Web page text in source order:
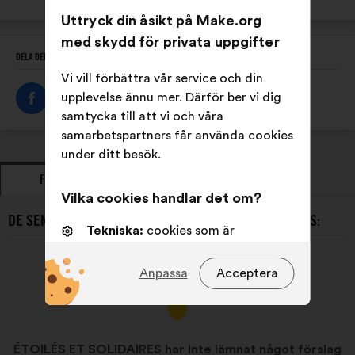
DELA DEN HÄR PROFILEN
FÖRSLAG
DE SENASTE FÖRSLAGEN FRÅN ÉTOILÉS ET SOLIDAIRES:
ÉTOILÉS ET SOLIDAIRES har inte lämnat något förslag
Uttryck din åsikt på Make.org
med skydd för privata uppgifter
Vi vill förbättra vår service och din
upplevelse ännu mer. Därför ber vi dig
samtycka till att vi och våra
samarbetspartners får använda cookies
under ditt besök.
Vilka cookies handlar det om?
Tekniska: cookies som är
förbättrar din upplevelse när du
Acceptera
Anpassa